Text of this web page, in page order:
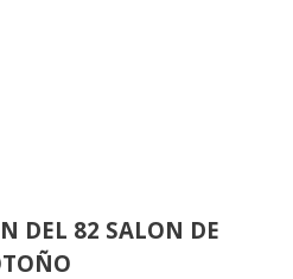
DEL 82 SALON DE